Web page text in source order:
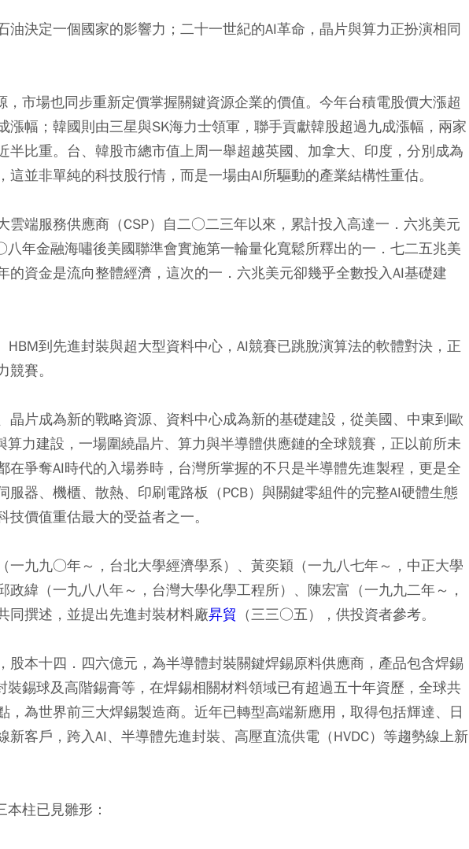
油決定一個國家的影響力；二十一世紀的AI革命，晶片與算力正扮演相同
，市場也同步重新定價掌握關鍵資源企業的價值。今年台積電股價大漲超
漲幅；韓國則由三星與SK海力士領軍，聯手貢獻韓股超過九成漲幅，兩家
半比重。台、韓股市總市值上周一舉超越英國、加拿大、印度，分別成為
這並非單純的科技股行情，而是一場由AI所驅動的產業結構性重估。
雲端服務供應商（CSP）自二○二三年以來，累計投入高達一．六兆美元
年金融海嘯後美國聯準會實施第一輪量化寬鬆所釋出的一．七二五兆美
的資金是流向整體經濟，這次的一．六兆美元卻幾乎全數投入AI基礎建
HBM到先進封裝與超大型資料中心，AI競賽已跳脫演算法的軟體對決，正
賽。
晶片成為新的戰略資源、資料中心成為新的基礎建設，從美國、中東到歐
算力建設，一場圍繞晶片、算力與半導體供應鏈的全球競賽，正以前所未
在爭奪AI時代的入場券時，台灣所掌握的不只是半導體先進製程，更是全
服器、機櫃、散熱、印刷電路板（PCB）與關鍵零組件的完整AI硬體生態
技價值重估最大的受益者之一。
一九九○年～，台北大學經濟學系）、黃奕穎（一九八七年～，中正大學
政緯（一九八八年～，台灣大學化學工程所）、陳宏富（一九九二年～，
同撰述，並提出先進封裝材料廠昇貿 （三三○五），供投資者參考。
股本十四．四六億元，為半導體封裝關鍵焊錫原料供應商，產品包含焊錫
裝錫球及高階錫膏等，在焊錫相關材料領域已有超過五十年資歷，全球共
，為世界前三大焊錫製造商。近年已轉型高端新應用，取得包括輝達、日
新客戶，跨入AI、半導體先進封裝、高壓直流供電（HVDC）等趨勢線上新
柱已見雛形：